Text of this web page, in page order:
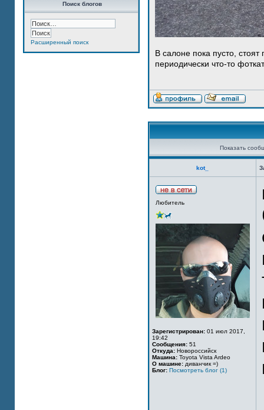
Поиск блогов
Расширенный поиск
В салоне пока пусто,
периодически что-то
Показать
kot_
Любитель
Зарегистрирован: 01 июл 2017,
19:42
Сообщения: 51
Откуда: Новороссийск
Машина: Toyota Vista Ardeo
О машине: диванчик =)
Блог: Посмотреть блог (1)